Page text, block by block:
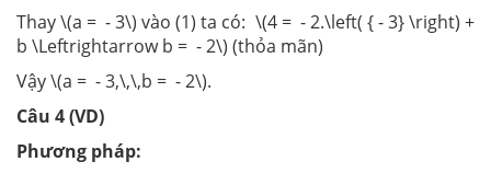
Thay \(a = - 3\) vào (1) ta có: \(4 = - 2.\left( { - 3} \right) +
b \Leftrightarrow b = - 2\) (thỏa mãn)
Vậy \(a = - 3,\,\,b = - 2\).
Câu 4 (VD)
Phương pháp: